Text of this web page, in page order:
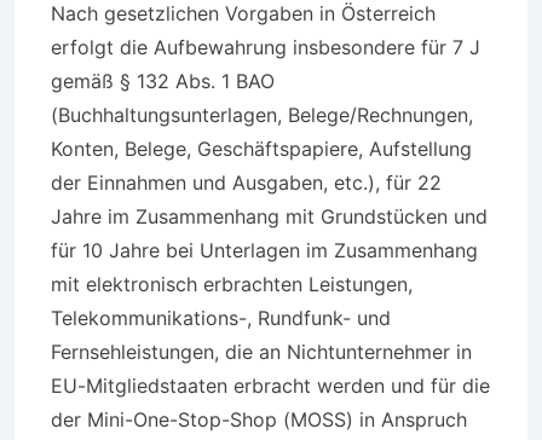
Nach gesetzlichen Vorgaben in Österreich
erfolgt die Aufbewahrung insbesondere für 7 J
gemäß § 132 Abs. 1 BAO
(Buchhaltungsunterlagen, Belege/Rechnungen,
Konten, Belege, Geschäftspapiere, Aufstellung
der Einnahmen und Ausgaben, etc.), für 22
Jahre im Zusammenhang mit Grundstücken und
für 10 Jahre bei Unterlagen im Zusammenhang
mit elektronisch erbrachten Leistungen,
Telekommunikations-, Rundfunk- und
Fernsehleistungen, die an Nichtunternehmer in
EU-Mitgliedstaaten erbracht werden und für die
der Mini-One-Stop-Shop (MOSS) in Anspruch